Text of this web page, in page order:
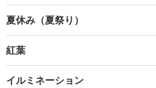
夏休み（夏祭り）
紅葉
イルミネーション